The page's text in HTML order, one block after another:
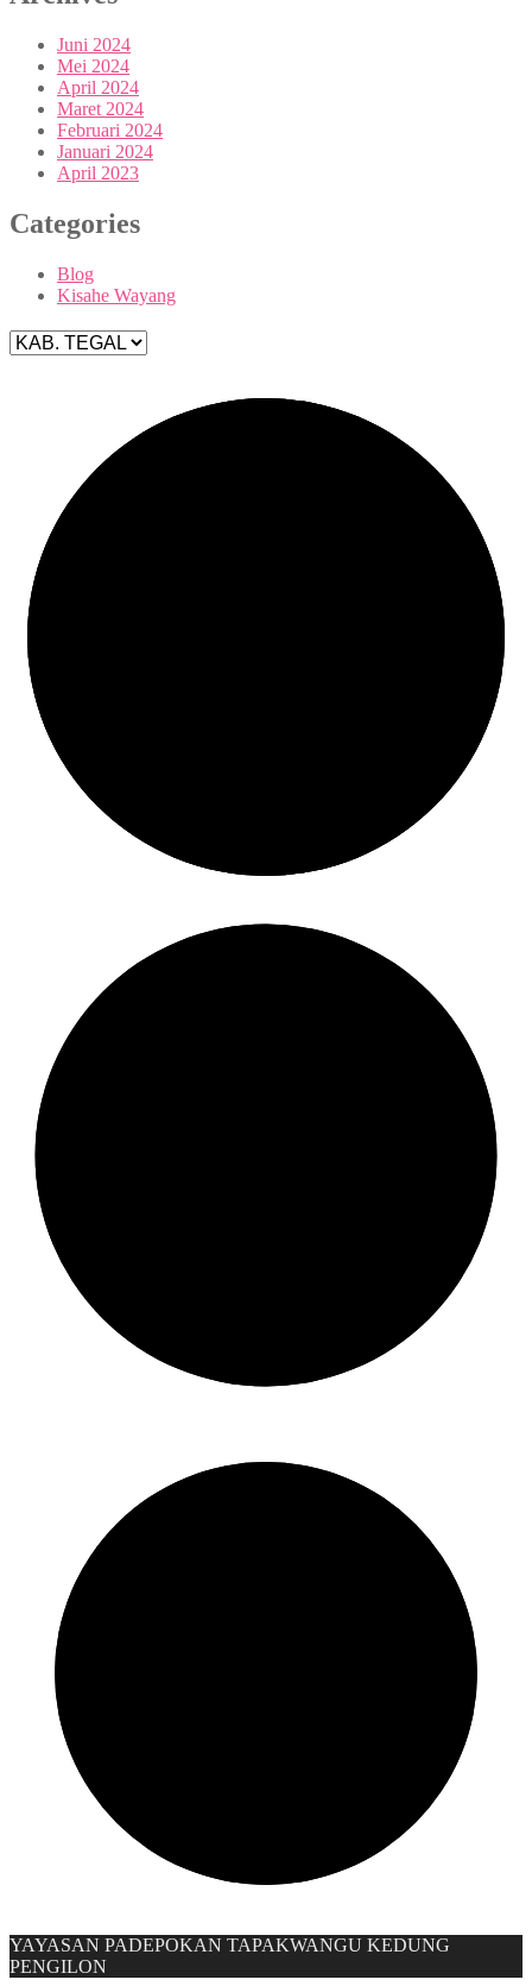
Juni 2024
Mei 2024
April 2024
Maret 2024
Februari 2024
Januari 2024
April 2023
Categories
Blog
Kisahe Wayang
YAYASAN PADEPOKAN TAPAKWANGU KEDUNG
PENGILON